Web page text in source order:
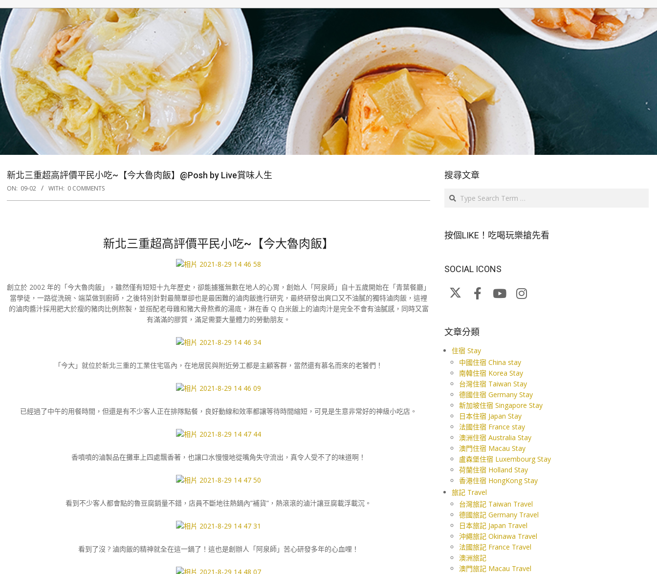
新北三重超高評價平民小吃~【今大魯肉飯】@Posh by Live賞味人生
ON: 09-02 WITH: 0 COMMENTS
新北三重超高評價平民小吃~【今大魯肉飯】
創立於 2002 年的「今大魯肉飯」，雖然僅有短短十九年歷史，卻能擄獲無數在地人的心胃，創始人「阿泉師」自十五歲開始在「青葉餐廳」
當學徒，一路從洗碗、端菜做到廚師，之後特別針對最簡單卻也是最困難的滷肉飯進行研究，最終研發出爽口又不油膩的獨特滷肉飯，這裡
的滷肉醬汁採用肥大於瘦的豬肉比例熬製，並搭配老母雞和豬大骨熬煮的湯底，淋在香 Q 白米飯上的滷肉汁是完全不會有油膩感，同時又富
有滿滿的膠質，滿足需要大量體力的勞動朋友。
「今大」就位於新北三重的工業住宅區內，在地居民與附近勞工都是主顧客群，當然還有慕名而來的老饕們！
已經過了中午的用餐時間，但還是有不少客人正在排隊點餐，良好動線和效率都讓等待時間縮短，可見是生意非常好的神級小吃店。
香噴噴的滷製品在攤車上四處飄香著，也讓口水慢慢地從嘴角失守流出，真令人受不了的味道啊！
看到不少客人都會點的魯豆腐銷量不錯，店員不斷地往熱鍋內”補貨”，熱滾滾的滷汁讓豆腐載浮載沉。
看到了沒 ? 滷肉飯的精神就全在這一鍋了！這也是創辦人「阿泉師」苦心研發多年的心血哩！
搜尋文章
Search
按個LIKE！吃喝玩樂搶先看
SOCIAL ICONS
文章分類
住宿 Stay
中國住宿 China stay
南韓住宿 Korea Stay
台灣住宿 Taiwan Stay
德國住宿 Germany Stay
新加坡住宿 Singapore Stay
日本住宿 Japan Stay
法國住宿 France stay
澳洲住宿 Australia Stay
澳門住宿 Macau Stay
盧森堡住宿 Luxembourg Stay
荷蘭住宿 Holland Stay
香港住宿 HongKong Stay
旅記 Travel
台灣旅記 Taiwan Travel
德國旅記 Germany Travel
日本旅記 Japan Travel
沖繩旅記 Okinawa Travel
法國旅記 France Travel
澳洲旅記
澳門旅記 Macau Travel